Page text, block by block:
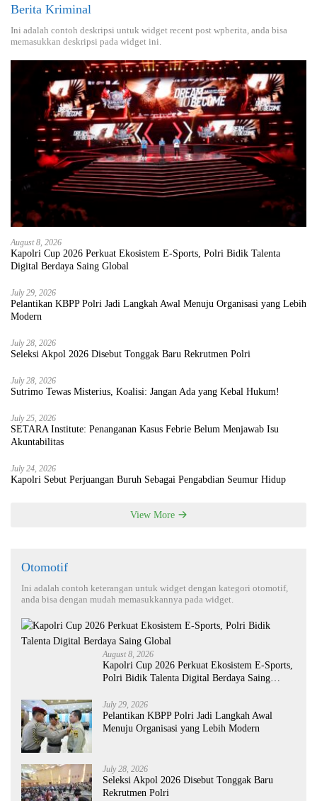
Berita Kriminal
Ini adalah contoh deskripsi untuk widget recent post wpberita, anda bisa
memasukkan deskripsi pada widget ini.
August 8, 2026
Kapolri Cup 2026 Perkuat Ekosistem E-Sports, Polri Bidik Talenta
Digital Berdaya Saing Global
July 29, 2026
Pelantikan KBPP Polri Jadi Langkah Awal Menuju Organisasi yang Lebih
Modern
July 28, 2026
Seleksi Akpol 2026 Disebut Tonggak Baru Rekrutmen Polri
July 28, 2026
Sutrimo Tewas Misterius, Koalisi: Jangan Ada yang Kebal Hukum!
July 25, 2026
SETARA Institute: Penanganan Kasus Febrie Belum Menjawab Isu
Akuntabilitas
July 24, 2026
Kapolri Sebut Perjuangan Buruh Sebagai Pengabdian Seumur Hidup
View More
Otomotif
Ini adalah contoh keterangan untuk widget dengan kategori otomotif,
anda bisa dengan mudah memasukkannya pada widget.
August 8, 2026
Kapolri Cup 2026 Perkuat Ekosistem E-Sports,
Polri Bidik Talenta Digital Berdaya Saing
July 29, 2026
Pelantikan KBPP Polri Jadi Langkah Awal
Menuju Organisasi yang Lebih Modern
July 28, 2026
Seleksi Akpol 2026 Disebut Tonggak Baru
Rekrutmen Polri